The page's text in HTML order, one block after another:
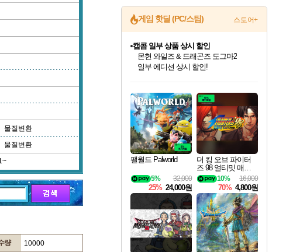
물질변환
물질변환
량 10000
게임 핫딜 (PC/스팀) 스토어+
최대 90% 할인가를 만나보세요!
네이버혜택과 함께 만나보세요!
50%할인&추가 적립까지!
네이버 포인트 혜택까지!
이니&베니 혜택까지!
네이버 혜택가와 함께 예약하세요!
할인&네이버혜택으로 만나보세요!
네이버페이 혜택과 만나보세요!
40주년 프로모션으로 만나보세요!
할인가에 만나보세요!
캡콤 일부 상품 상시 할인
몬헌 와일즈 & 드래곤즈 도그마2
스타워즈 은하계 레이서
인벤게임즈에서 10% 추가 적립
혜택으로 예약 판매 중
편안하게 충전하세요
팰월드 Palworld
32,000
5%
25% 24,000원
더 킹 오브 파이터
즈 98 얼티밋 매치
파이널 에디션 THE
KING OF FIGHTER
S 98 ULTIMATE MA
TCH FINAL EDITIO
N
16,000
10%
70% 4,800원